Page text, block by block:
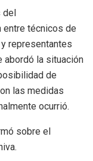
entre técnicos de
representantes
abordó la situación
de
las medidas
ocurrió.
sobre el